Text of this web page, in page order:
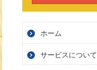
ホーム
サービスについて